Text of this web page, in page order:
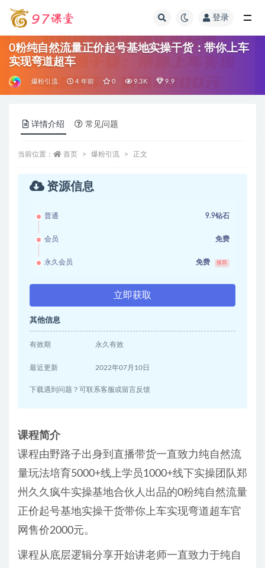
登录
0粉纯自然流量正价起号基地实操干货：带你上车
实现弯道超车
爆粉引流 4 年前 0 9.3K 9.9
详情介绍 常见问题
当前位置： 首页 爆粉引流 正文
资源信息
普通 9.9钻石
会员 免费
永久会员 免费 推荐
立即获取
其他信息
有效期 永久有效
最近更新 2022年07月10日
下载遇到问题？可联系客服或留言反馈
课程简介
课程由野路子出身到直播带货一直致力纯自然流
量玩法培育5000+线上学员1000+线下实操团队郑
州久久疯牛实操基地合伙人出品的0粉纯自然流量
正价起号基地实操干货带你上车实现弯道超车官
网售价2000元。
课程从底层逻辑分享开始讲老师一直致力于纯自